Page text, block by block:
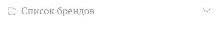
Список брендов